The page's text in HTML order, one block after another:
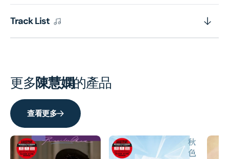
Track List
更多陳慧嫻的產品
查看更多